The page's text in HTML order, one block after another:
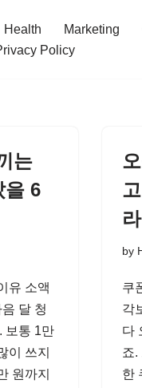
Health Marketing
Policy
는
을 6
유 소액
달 청
보통 1만
이 쓰지
원까지
by
쿠
각
다
죠.
한